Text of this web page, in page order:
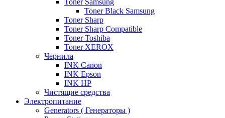
Toner Samsung
Toner Black Samsung
Toner Sharp
Toner Sharp Compatible
Toner Toshiba
Toner XEROX
Чернила
INK Canon
INK Epson
INK HP
Чистящие средства
Электропитание
Generators ( Генераторы )